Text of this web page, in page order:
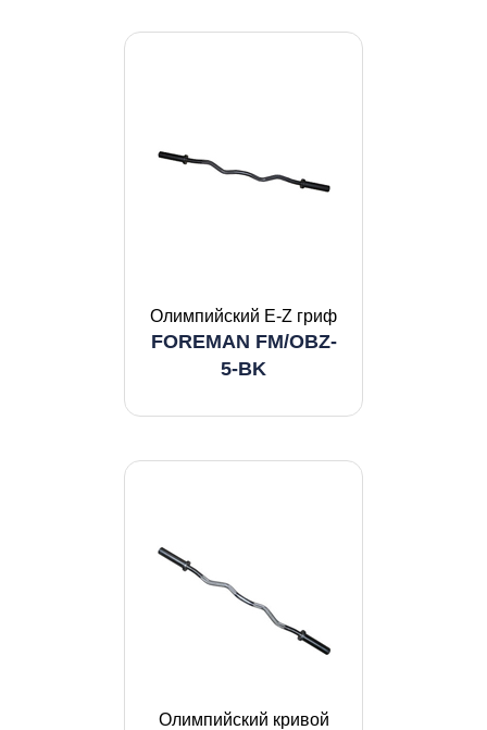
Олимпийский E-Z гриф
FOREMAN FM/OBZ-
5-BK
Олимпийский кривой